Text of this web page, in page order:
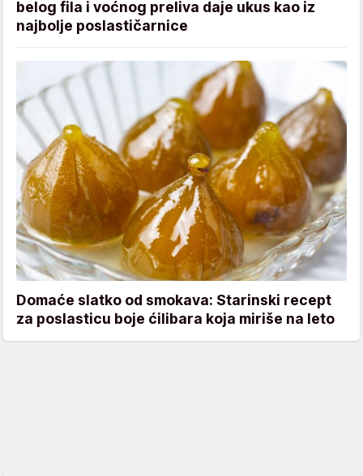
belog fila i voćnog preliva daje ukus kao iz
najbolje poslastičarnice
Domaće slatko od smokava: Starinski recept
za poslasticu boje ćilibara koja miriše na leto